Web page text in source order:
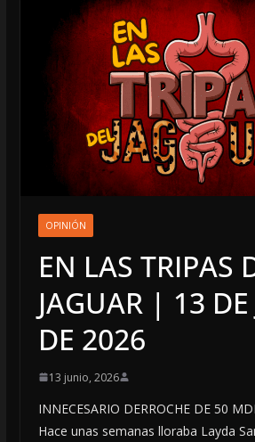
OPINIÓN
EN LAS TRIPAS
JAGUAR | 13
DE 2026
13 junio, 2026
INNECESARIO DERROCHE DE 50
Hace unas semanas lloraba Layda